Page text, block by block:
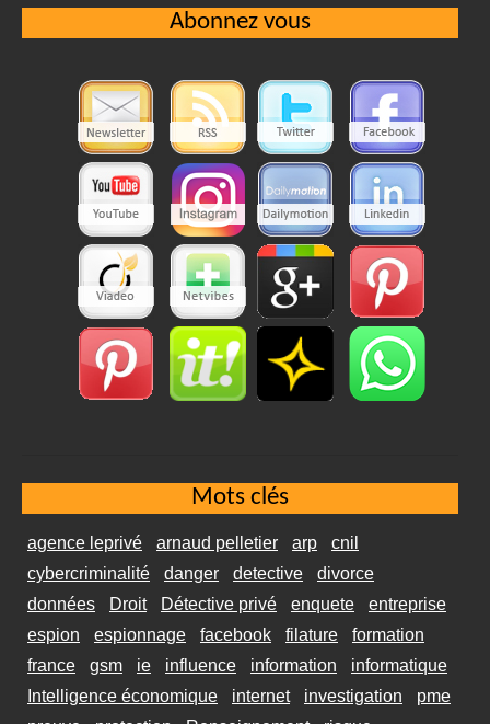
Abonnez vous
Mots clés
agence leprivé arnaud pelletier arp
cnil
cybercriminalité
danger detective
divorce
données
Droit Détective privé enquete
entreprise
espion
espionnage facebook filature
formation
france
gsm ie influence information
informatique
Intelligence économique
internet investigation
pme